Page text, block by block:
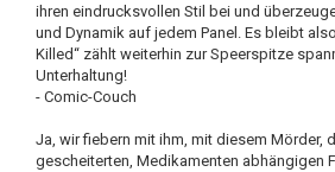
ihren eindrucksvollen Stil bei und
und Dynamik auf jedem Panel. Es bleibt
Killed“ zählt weiterhin zur Speerspitze
Unterhaltung!
- Comic-Couch
Ja, wir fiebern mit ihm, mit diesem Mörder,
gescheiterten, Medikamenten abhängigen